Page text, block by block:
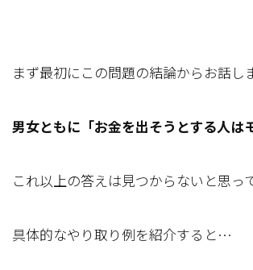
まず最初にこの問題の結論からお話し
男女ともに「お金を出そうとする人は
これ以上の答えは見つからないと思って
具体的なやり取り例を紹介すると…